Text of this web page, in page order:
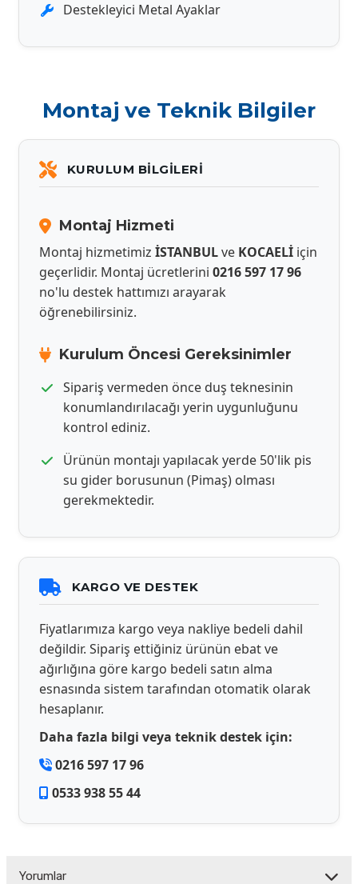
Destekleyici Metal Ayaklar
Montaj ve Teknik Bilgiler
KURULUM BILGILERI
Montaj Hizmeti
Montaj hizmetimiz İSTANBULve KOCAELİ için
geçerlidir. Montaj ücretlerini 0216 597 17 96
no'lu destek hattımızı arayarak
öğrenebilirsiniz.
Kurulum Öncesi Gereksinimler
Sipariş vermeden önce duş teknesinin
konumlandırılacağı yerin uygunluğunu
kontrol ediniz.
Ürünün montajı yapılacak yerde 50'lik pis
su gider borusunun (Pimaş) olması
gerekmektedir.
KARGO VE DESTEK
Fiyatlarımıza kargo veya nakliye bedeli dahil
değildir. Sipariş ettiğiniz ürünün ebat ve
ağırlığına göre kargo bedeli satın alma
esnasında sistem tarafından otomatik olarak
hesaplanır.
Daha fazla bilgi veya teknik destek için:
0216 597 17 96
0533 938 55 44
Yorumlar